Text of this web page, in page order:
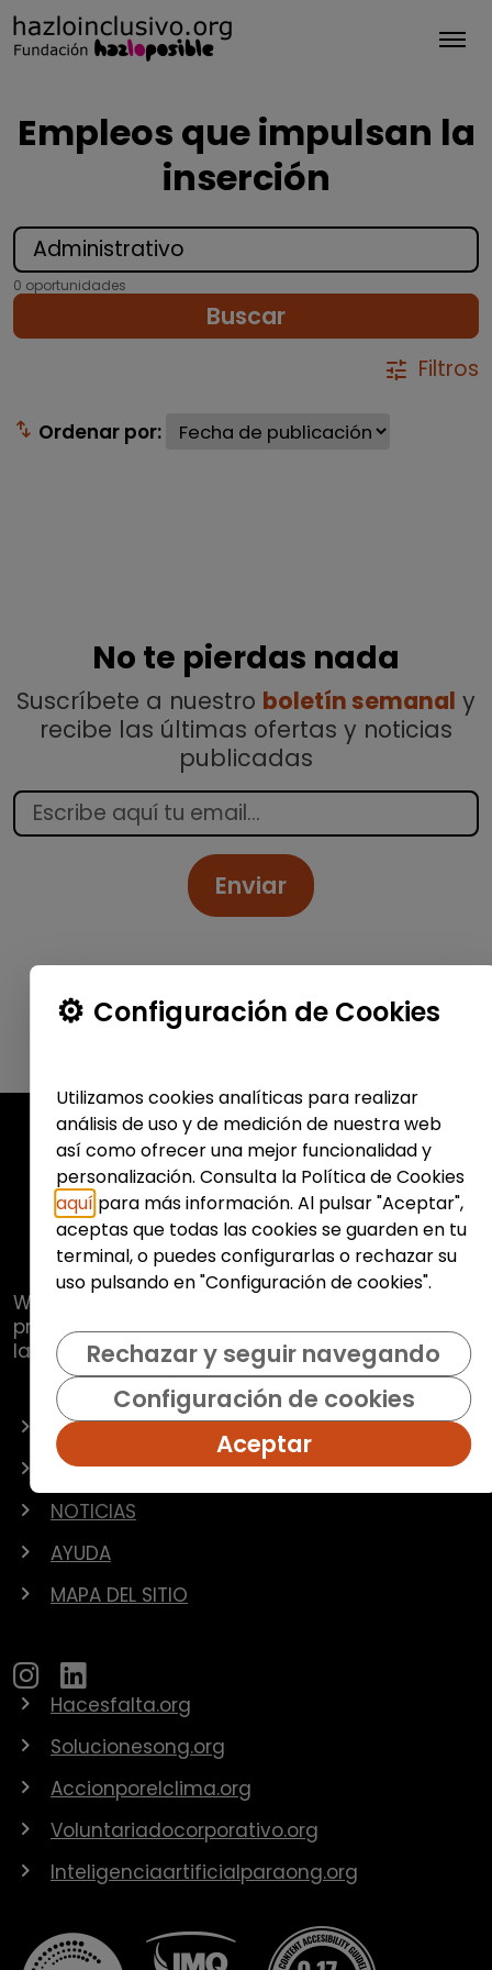
Empleos que impulsan la
inserción
0 oportunidades
Buscar
tune Filtros
swap_vert Ordenar por:
No te pierdas nada
Suscríbete a nuestro boletín semanal y
recibe las últimas ofertas y noticias
publicadas
Enviar
Web de
pretende promover y fomentar la inclusión
laboral de colectivos vulnerables.
OFERTAS
EMPRESAS
NOTICIAS
AYUDA
MAPA DEL SITIO
Hacesfalta.org
Solucionesong.org
Accionporelclima.org
Voluntariadocorporativo.org
Inteligenciaartificialparaong.org
Configuración de Cookies
Utilizamos cookies analíticas para realizar
análisis de uso y de medición de nuestra web
así como ofrecer una mejor funcionalidad y
personalización. Consulta la Política de Cookies
aquí para más información. Al pulsar "Aceptar",
aceptas que todas las cookies se guarden en tu
terminal, o puedes configurarlas o rechazar su
uso pulsando en "Configuración de cookies".
Rechazar y seguir navegando
Configuración de cookies
Aceptar